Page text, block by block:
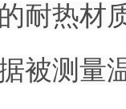
的耐热材
被测量